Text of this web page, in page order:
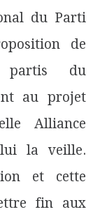
du Parti
de
partis du
au projet
Alliance
la veille.
et cette
fin aux